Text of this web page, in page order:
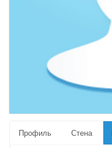
Профиль Стена